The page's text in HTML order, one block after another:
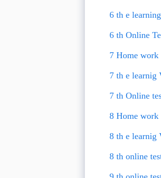
6 th e
6 th Online
7 Home work
7 th e learnig
7 th Online
8 Home work
8 th e learnig
8 th online